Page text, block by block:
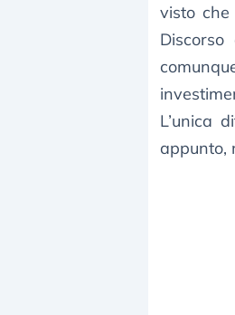
visto che
L’unica
appunto,